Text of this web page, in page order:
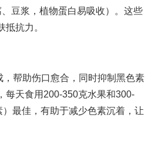
豆浆，植物蛋白易吸收）。这些
抗力。
帮助伤口愈合，同时抑制黑色素
每天食用200-350克水果和300-
最佳，有助于减少色素沉着，让